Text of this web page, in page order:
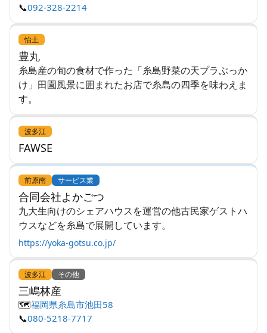
📞092-328-2214
怡土
豊丸
糸島産の旬の食材で作った「糸島野菜の天プラぶっか
け」田園風景に囲まれたお店で糸島の四季を味わえま
す。
波多江
FAWSE
前原南 サービス業
合同会社よかごつ
九大生向けのシェアハウスを運営の他古民家ゲストハ
ウスなどを糸島で展開しています。
https://yoka-gotsu.co.jp/
波多江 その他
三嶋林産
🗺️福岡県糸島市池田58
📞080-5218-7717